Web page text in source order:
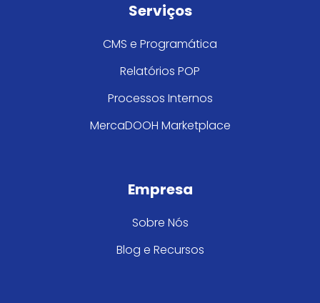
Serviços
CMS e Programática
Relatórios POP
Processos Internos
MercaDOOH Marketplace
Empresa
Sobre Nós
Blog e Recursos